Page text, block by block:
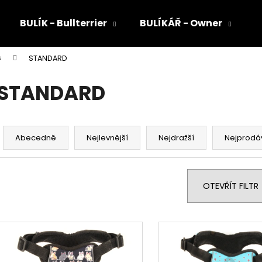
BULÍK - Bullterrier BULÍKÁŘ - Owner
STANDARD
Ř
Abecedně Nejlevnější Nejdražší
OTEVŘÍT FILTR
Co potřebujete najít?
Doporučujeme